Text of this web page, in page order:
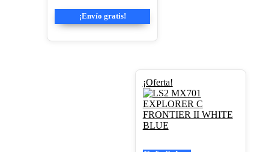
¡Envío gratis!
¡Oferta!
Este
producto
tiene
múltiples
variantes.